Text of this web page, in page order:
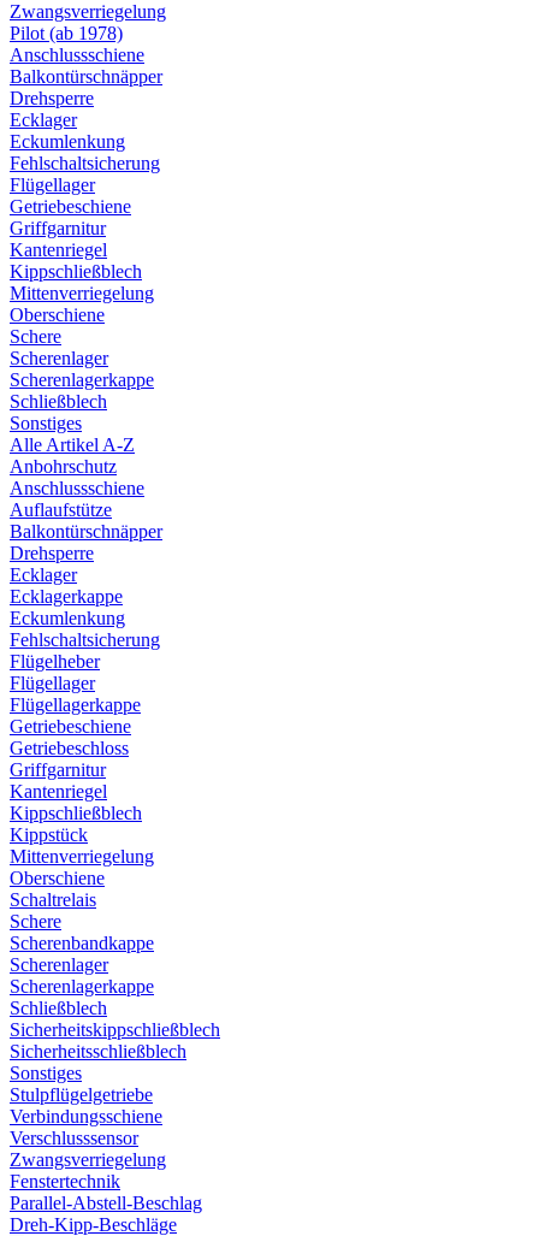
Zwangsverriegelung
Pilot (ab 1978)
Anschlussschiene
Balkontürschnäpper
Drehsperre
Ecklager
Eckumlenkung
Fehlschaltsicherung
Flügellager
Getriebeschiene
Griffgarnitur
Kantenriegel
Kippschließblech
Mittenverriegelung
Oberschiene
Schere
Scherenlager
Scherenlagerkappe
Schließblech
Sonstiges
Alle Artikel A-Z
Anbohrschutz
Anschlussschiene
Auflaufstütze
Balkontürschnäpper
Drehsperre
Ecklager
Ecklagerkappe
Eckumlenkung
Fehlschaltsicherung
Flügelheber
Flügellager
Flügellagerkappe
Getriebeschiene
Getriebeschloss
Griffgarnitur
Kantenriegel
Kippschließblech
Kippstück
Mittenverriegelung
Oberschiene
Schaltrelais
Schere
Scherenbandkappe
Scherenlager
Scherenlagerkappe
Schließblech
Sicherheitskippschließblech
Sicherheitsschließblech
Sonstiges
Stulpflügelgetriebe
Verbindungsschiene
Verschlusssensor
Zwangsverriegelung
Fenstertechnik
Parallel-Abstell-Beschlag
Dreh-Kipp-Beschläge